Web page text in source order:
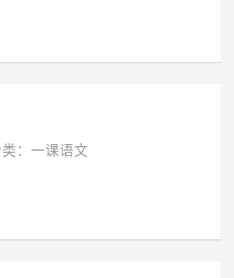
：一课语文